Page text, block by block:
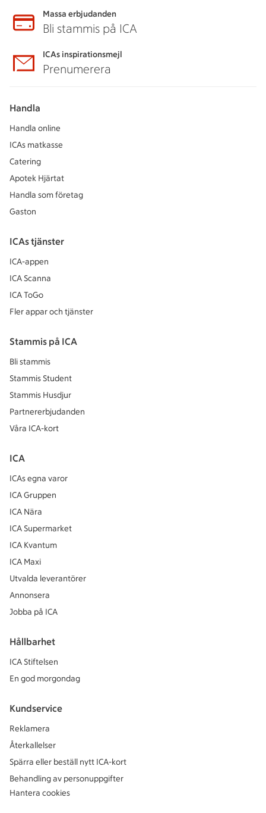
Massa erbjudanden
Bli stammis på ICA
ICAs inspirationsmejl
Prenumerera
Handla
Handla online
ICAs matkasse
Catering
Apotek Hjärtat
Handla som företag
Gaston
ICAs tjänster
ICA-appen
ICA Scanna
ICA ToGo
Fler appar och tjänster
Stammis på ICA
Bli stammis
Stammis Student
Stammis Husdjur
Partnererbjudanden
Våra ICA-kort
ICA
ICAs egna varor
ICA Gruppen
ICA Nära
ICA Supermarket
ICA Kvantum
ICA Maxi
Utvalda leverantörer
Annonsera
Jobba på ICA
Hållbarhet
ICA Stiftelsen
En god morgondag
Kundservice
Reklamera
Återkallelser
Spärra eller beställ nytt ICA-kort
Behandling av personuppgifter
Hantera cookies